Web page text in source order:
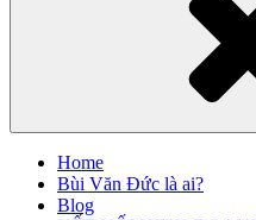
Home
Bùi Văn Đức là ai?
Blog